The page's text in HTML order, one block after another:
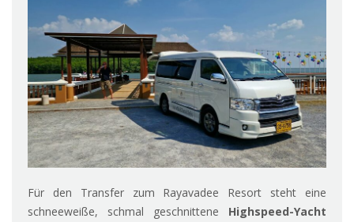
Für den Transfer zum Rayavadee Resort steht eine
schneeweiße, schmal geschnittene Highspeed-Yacht